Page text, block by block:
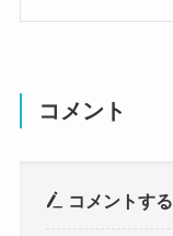
コメント
コメントする